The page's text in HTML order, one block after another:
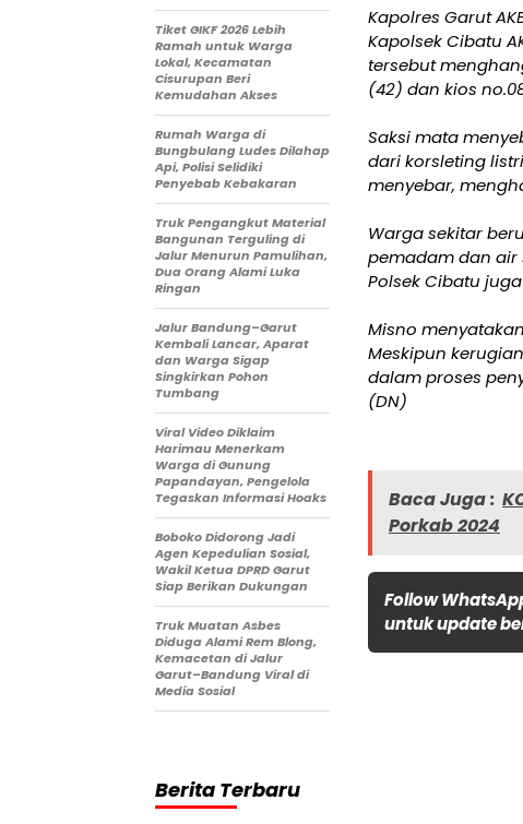
Kapolres Garut
Kapolsek Cibatu
tersebut
(42) dan kios
Saksi mata
dari korsleting
menyebar,
Warga sekitar
pemadam dan air
Polsek Cibatu
Misno
Meskipun
dalam proses
(DN)
Baca Juga :
Porkab 2024
Follow
untuk update
Tiket GIKF 2026 Lebih
Ramah untuk Warga
Lokal, Kecamatan
Cisurupan Beri
Kemudahan Akses
Rumah Warga di
Bungbulang Ludes Dilahap
Api, Polisi Selidiki
Penyebab Kebakaran
Truk Pengangkut Material
Bangunan Terguling di
Jalur Menurun Pamulihan,
Dua Orang Alami Luka
Ringan
Jalur Bandung–Garut
Kembali Lancar, Aparat
dan Warga Sigap
Singkirkan Pohon
Tumbang
Viral Video Diklaim
Harimau Menerkam
Warga di Gunung
Papandayan, Pengelola
Tegaskan Informasi Hoaks
Boboko Didorong Jadi
Agen Kepedulian Sosial,
Wakil Ketua DPRD Garut
Siap Berikan Dukungan
Truk Muatan Asbes
Diduga Alami Rem Blong,
Kemacetan di Jalur
Garut–Bandung Viral di
Media Sosial
Berita Terbaru